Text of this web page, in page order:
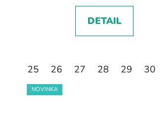
DETAIL
25 26 27 28 29 30
NOVINKA